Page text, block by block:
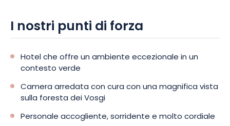
I nostri punti di forza
Hotel che offre un ambiente eccezionale in un
contesto verde
Camera arredata con cura con una magnifica vista
sulla foresta dei Vosgi
Personale accogliente, sorridente e molto cordiale